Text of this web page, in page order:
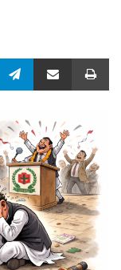
TelegramShare via Email